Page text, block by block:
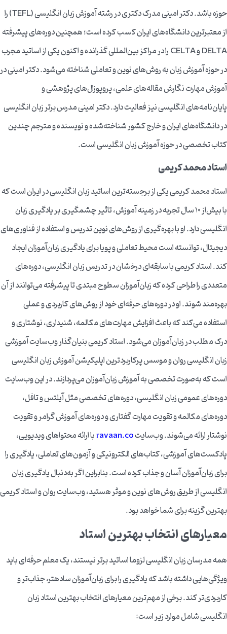
حوزه باشد. دکتر امینی مدرک دکتری در رشته آموزش زبان انگلیسی (TEFL) را
از معتبرترین دانشگاه‌های ایران کسب کرده است؛ همچنین دوره‌های پیشرفته
DELTA و CELTA را در مراکز بین‌المللی گذرانده و اکنون یکی از اساتید مجرب
در حوزه آموزش زبان به روش‌های نوین و تعاملی شناخته می‌شود. دکتر امینی در
آموزش مهارت نگارش مقاله‌های علمی، پروپوزال‌های پژوهشی و
پایان‌نامه‌های انگلیسی نیز فعالیت دارد. دکتر امینی مدرس برتر زبان انگلیسی
در دانشگاه‌های ایران و خارج کشور شناخته‌شده و نویسنده و مترجم چندین
کتاب تخصصی در حوزه آموزش زبان انگلیسی است.
استاد محمد کریمی
استاد محمد کریمی یکی از برجسته‌ترین اساتید زبان انگلیسی در ایران است که
با بیش‌از 10 سال تجربه در زمینه آموزش، تاثیر چشمگیری بر یادگیری زبان
انگلیسی دارد. او با بهره‌گیری از روش‌های نوین تدریس و استفاده از فناوری‌های
دیجیتال، توانسته است محیط تعاملی و پویا برای یادگیری زبان‌آموزان ایجاد
کند. استاد کریمی با سابقه‌ای درخشان در تدریس زبان انگلیسی، دوره‌های
متعددی را طراحی کرده که زبان‌آموزان سطوح مبتدی تا پیشرفته می‌توانند از آن
بهره‌مند شوند. او در دوره‌های حرفه‌ای خود از روش‌های کاربردی و عملی
استفاده می‌کند که باعث افزایش مهارت‌های مکالمه، شنیداری، نوشتاری و
درک مطلب در زبان‌آموزان می‌شود. استاد کریمی بنیان‌گذار وب‌سایت آموزشی
زبان انگلیسی روان و موسس پرکاربردترین اپلیکیشن آموزش زبان انگلیسی
است که به‌صورت تخصصی به آموزش زبان‌آموزان می‌پردازند. در این وب‌سایت
دوره‌های عمومی زبان انگلیسی، دوره‌های تخصصی مثل آیلتس و تافل،
دوره‌های مکالمه و تقویت مهارت گفتاری و دوره‌های آموزش گرامر و تقویت
نوشتار ارائه می‌شوند. وب‌سایت
با ارائه محتواهای ویدیویی،
پادکست‌های آموزشی، کتاب‌های الکترونیکی و آزمون‌های تعاملی، یادگیری را
برای زبان‌آموزان آسان و جذاب کرده است. بنابراین اگر به‌دنبال یادگیری زبان
انگلیسی از طریق روش‌های نوین و موثر هستید، وب‌سایت روان و استاد کریمی
بهترین گزینه برای شما خواهد بود.
معیارهای انتخاب بهترین استاد
همه مدرسان زبان انگلیسی لزوما اساتید برتر نیستند، یک معلم حرفه‌ای باید
ویژگی‌هایی داشته باشد که یادگیری را برای زبان‌آموزان ساده‎تر، جذاب‌تر و
کاربردی‌تر کند. برخی از مهم‌ترین معیارهای انتخاب بهترین استاد زبان
انگلیسی شامل موارد زیر است: